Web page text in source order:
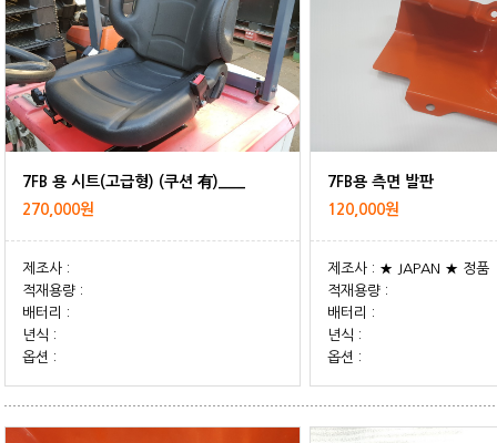
7FB 용 시트(고급형) (쿠션 有)___
270,000원
제조사 :
적재용량 :
배터리 :
년식 :
옵션 :
7FB용 측면 발판
120,000원
제조사 : ★ JAPAN ★ 정품
적재용량 :
배터리 :
년식 :
옵션 :